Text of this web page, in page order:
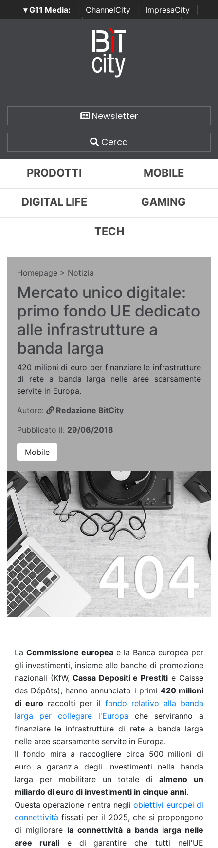
▾ G11 Media: ChannelCity ImpresaCity
SecurityOpenLab | Italian Channel Awards | Italian
Italian Security Awards
Newsletter
Cerca
PRODOTTI MOBILE
DIGITAL LIFE GAMING
TECH
Homepage > Notizia
Mercato unico digitale:
primo fondo UE dedicato
alle infrastrutture a
banda larga
420 milioni di euro per finanziare le infrastrutture
di rete a banda larga nelle aree scarsamente
servite in Europa.
Autore:
Redazione BitCity
Pubblicato il: 29/06/2018
Mobile
La Commissione europea e la Banca europea per
gli investimenti, insieme alle banche di promozione
nazionali (KfW, Cassa Depositi e Prestiti e Caisse
des Dépôts), hanno annunciato i primi 420 milioni
di euro raccolti per il fondo relativo alla banda
larga per collegare l'Europa che serviranno a
finanziare le infrastrutture di rete a banda larga
nelle aree scarsamente servite in Europa.
Il fondo mira a raccogliere circa 500 milioni di
euro a garanzia degli investimenti nella banda
larga per mobilitare un totale di almeno un
miliardo di euro di investimenti in cinque anni.
Questa operazione rientra negliobiettivi europei di
connettività fissati per il 2025, che si propongono
di migliorare la connettività a banda larga nelle
aree ruralie di garantire che tutti nell'UE